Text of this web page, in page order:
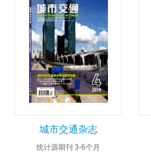
城市交通杂志
统计源期刊 3-6个月